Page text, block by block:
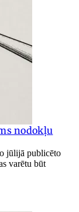
nodokļu
jūlijā publicēto
varētu būt